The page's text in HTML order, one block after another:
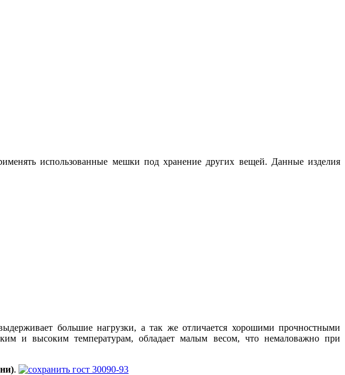
использованные мешки под хранение других вещей. Данные изделия
большие нагрузки, а так же отличается хорошими прочностными
и высоким температурам, обладает малым весом, что немаловажно при
.